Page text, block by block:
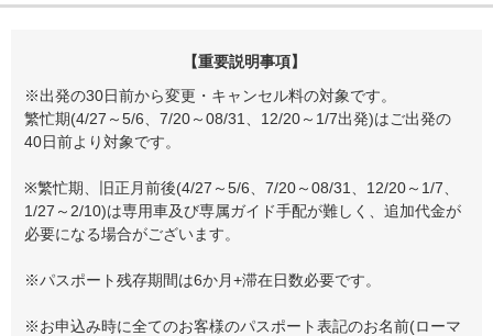
【重要説明事項】
※出発の30日前から変更・キャンセル料の対象です。
繁忙期(4/27～5/6、7/20～08/31、12/20～1/7出発)はご出発の
40日前より対象です。
※繁忙期、旧正月前後(4/27～5/6、7/20～08/31、12/20～1/7、
1/27～2/10)は専用車及び専属ガイド手配が難しく、追加代金が
必要になる場合がございます。
※パスポート残存期間は6か月+滞在日数必要です。
※お申込み時に全てのお客様のパスポート表記のお名前(ローマ